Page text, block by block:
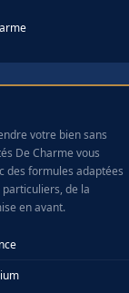
votre bien sans
De Charme vous
des formules adaptées
de la
en avant.